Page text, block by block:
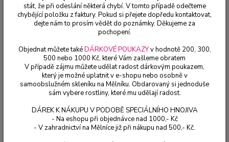
Whiteknight,s Amethyst -
mrazuvzdorná - cena na prodejně
stát, že při odeslání některá chybí. V tomto případě odečteme
chybějící položku z faktury. Pokud si přejete dopředu kontaktovat,
dejte nám to prosím vědět do poznámky. Děkujeme za
pochopení.
Objednat můžete takéDÁRKOVÉ POUKAZYv hodnotě 200, 300,
500 nebo 1000 Kč, které Vám zašleme obratem
V případě zájmu můžete udělat radost dárkovým poukazem,
který je možné uplatnit v e-shopu nebo osobně v
samoobslužném skleníku na Mělníku. Obdarovaný si jednoduše
sám vybere rostliny, které mu udělají radost.
DÁREK K NÁKUPU V PODOBĚ SPECIÁLNÍHO HNOJIVA
- Na eshopu při objednávce nad 1000,- Kč
- V zahradnictví na Mělníce již při nákupu nad 500,- Kč.